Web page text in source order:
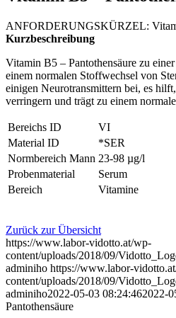
ANFORDERUNGSKÜRZEL:
Kurzbeschreibung
Vitamin B5 – Pantothensäure zu
einem normalen Stoffwechsel von
einigen Neurotransmittern bei, es
verringern und trägt zu einem
Bereichs ID
VI
Material ID
*SER
Normbereich Mann 23-98 µg/l
Probenmaterial
Serum
Bereich
Vitamine
Zurück zur Übersicht
https://www.labor-vidotto.at/wp-
content/uploads/2018/09/
adminiho https://www.labor-
content/uploads/2018/09/
adminiho2022-05-03 08:24:462022-
Pantothensäure